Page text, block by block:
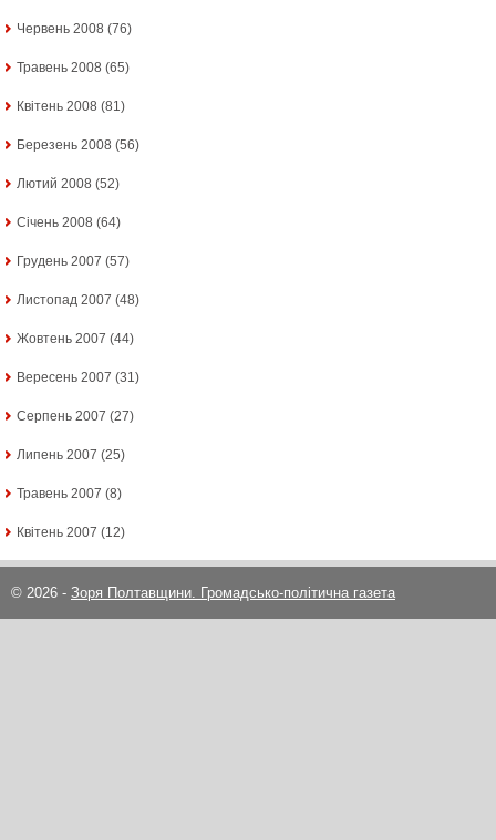
Червень 2008 (76)
Травень 2008 (65)
Квітень 2008 (81)
Березень 2008 (56)
Лютий 2008 (52)
Січень 2008 (64)
Грудень 2007 (57)
Листопад 2007 (48)
Жовтень 2007 (44)
Вересень 2007 (31)
Серпень 2007 (27)
Липень 2007 (25)
Травень 2007 (8)
Квітень 2007 (12)
© 2026 - Зоря Полтавщини. Громадсько-політична газета